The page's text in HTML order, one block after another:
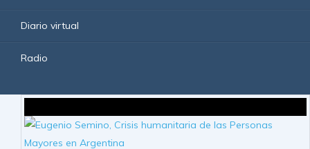
Diario virtual
Radio